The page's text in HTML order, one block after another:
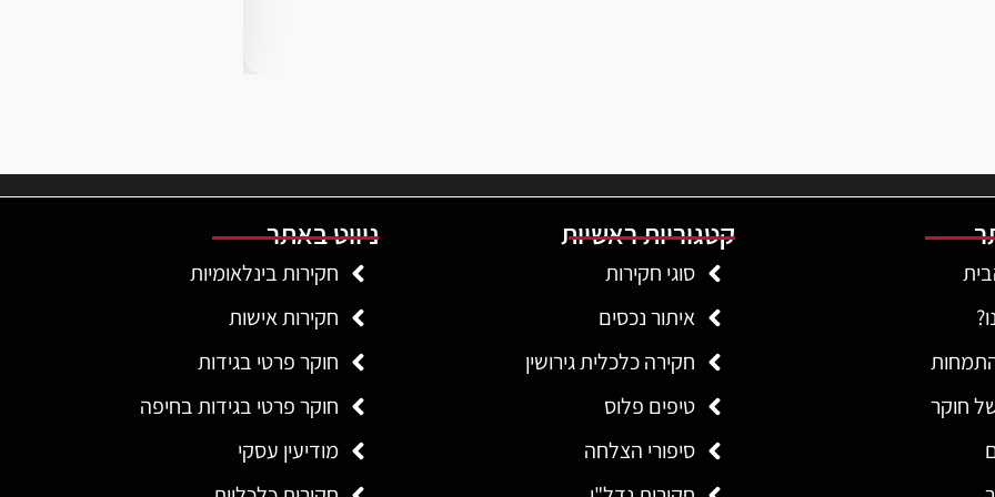
חוקר
קטגוריות ראשיות
סוגי חקירות
איתור נכסים
חקירה כלכלית גירושין
טיפים פלוס
סיפורי הצלחה
ניווט באתר
חקירות בינלאומיות
חקירות אישות
חוקר פרטי בגידות
חוקר פרטי בגידות בחיפה
מודיעין עסקי